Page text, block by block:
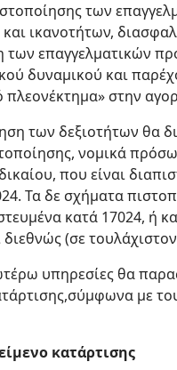
των
ικανοτήτων,
των επαγγελματικών
δυναμικού και
πλεονέκτημα» στην
των δεξιοτήτων θα
νομικά
που είναι
Τα δε σχήματα
κατά 17024, ή
διεθνώς (σε
υπηρεσίες θα
με
κατάρτισης